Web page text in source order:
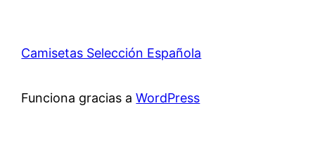
Camisetas Selección Española
Funciona gracias aWordPress